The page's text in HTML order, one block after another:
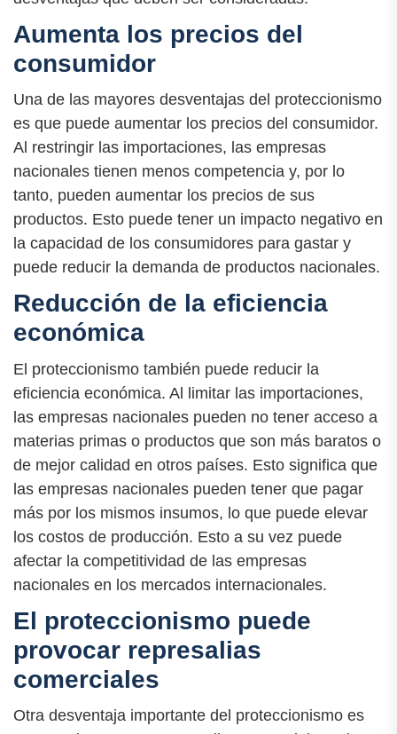
Aumenta los precios del
consumidor
Una de las mayores desventajas del proteccionismo
es que puede aumentar los precios del consumidor.
Al restringir las importaciones, las empresas
nacionales tienen menos competencia y, por lo
tanto, pueden aumentar los precios de sus
productos. Esto puede tener un impacto negativo en
la capacidad de los consumidores para gastar y
puede reducir la demanda de productos nacionales.
Reducción de la eficiencia
económica
El proteccionismo también puede reducir la
eficiencia económica. Al limitar las importaciones,
las empresas nacionales pueden no tener acceso a
materias primas o productos que son más baratos o
de mejor calidad en otros países. Esto significa que
las empresas nacionales pueden tener que pagar
más por los mismos insumos, lo que puede elevar
los costos de producción. Esto a su vez puede
afectar la competitividad de las empresas
nacionales en los mercados internacionales.
El proteccionismo puede
provocar represalias
comerciales
Otra desventaja importante del proteccionismo es